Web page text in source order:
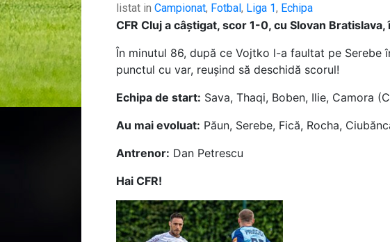
listat in Campionat, Fotbal, Liga 1, Echipa
CFR Cluj a câștigat, scor 1-0, cu Slovan
În minutul 86, după ce Vojtko l-a faultat pe
punctul cu var, reușind să deschidă scorul!
Echipa de start: Sava, Thaqi, Boben, Ilie, Camora
Au mai evoluat: Păun, Serebe, Fică, Rocha,
Antrenor: Dan Petrescu
Hai CFR!